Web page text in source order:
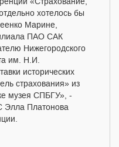
хотелось бы
Марине,
ПАО САК
Нижегородского
им. Н.И.
исторических
страхования» из
музея СПБГУ», -
Элла Платонова